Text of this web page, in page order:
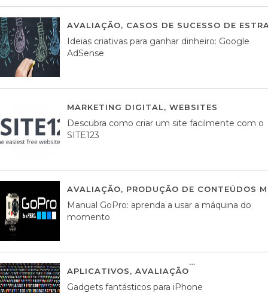
AVALIAÇÃO, CASOS DE SUCESSO DE
Ideias criativas para ganhar dinheiro: Google
AdSense
MARKETING DIGITAL, WEBSITES
Descubra como criar um site facilmente com o
SITE123
AVALIAÇÃO, PRODUÇÃO DE CONTEÚDOS
Manual GoPro: aprenda a usar a máquina do
momento
APLICATIVOS, AVALIAÇÃO
Gadgets fantásticos para iPhone